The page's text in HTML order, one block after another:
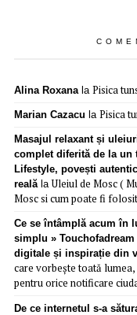
Alina Roxanala Pisica
Marian Cazacu la Pisica
Masajul relaxant și
complet diferită de la un
Lifestyle, povești
realălaUleiul de Mosc (
Mosc si cum poate fi
Ce se întâmplă acum în
simplu »
digitale și inspirație din
care vorbește toată lumea,
pentru orice notificare
De ce internetul s-a